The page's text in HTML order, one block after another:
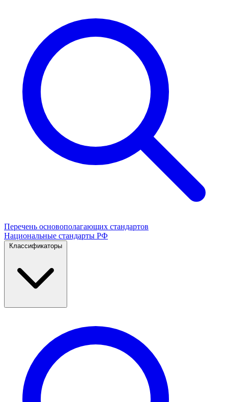
Перечень основополагающих стандартов
Национальные стандарты РФ
Классификаторы